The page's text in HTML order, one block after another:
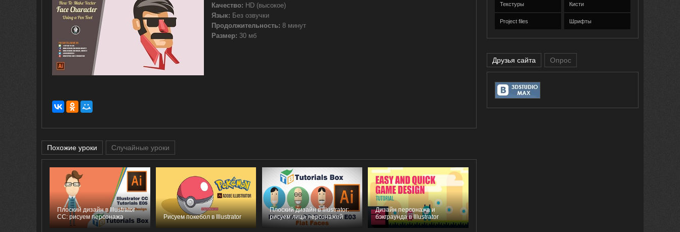
Качество: HD (высокое)
Язык: Без озвучки
Продолжительность: 8 минут
Размер: 30 мб
Похожие уроки Случайные уроки
Плоский дизайн в Illustrator
CC: рисуем персонажа
Рисуем покебол в Illustrator
Плоский дизайн в Illustrator:
рисуем лица персонажей
Дизайн персонажа и
бэкграунда в Illustrator
Текстуры
Project files
Кисти
Шрифты
Друзья сайта Опрос